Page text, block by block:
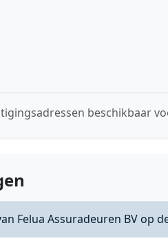
beschikbaar
Felua Assuradeuren BV op